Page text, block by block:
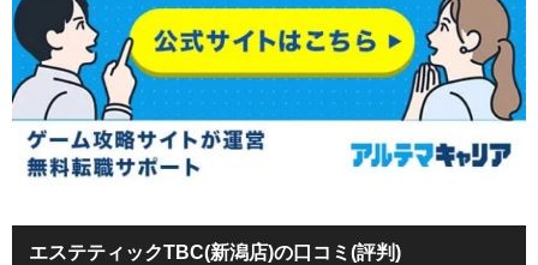
エステティックTBC(新潟店)の口コミ(評判)